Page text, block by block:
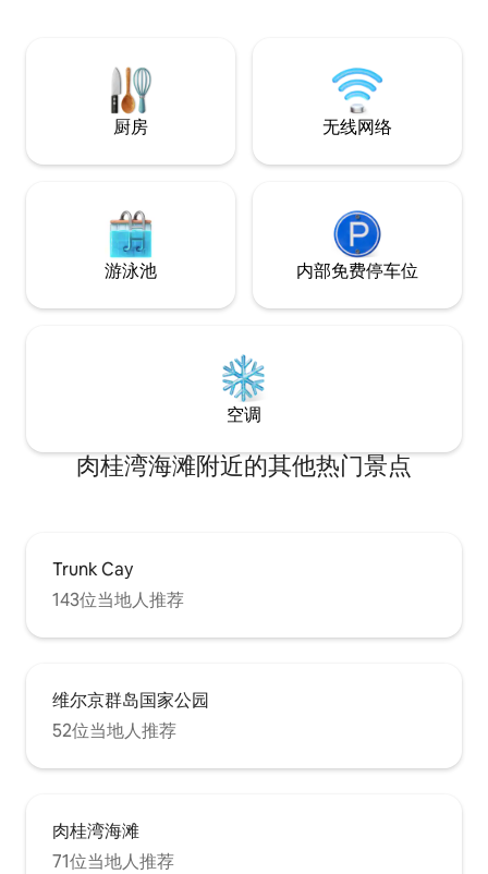
neighborhood of Peterborg, just a short
shoreline stroll to Magens Bay Beach.
Property is equipped with a Generator.
25 分钟车程。 与另外两套公寓共用 4 英尺
长的泳池和烧烤设
厨房 无线网络
游泳池 内部免费停车位
空调
肉桂湾海滩附近的其他热门景点
Trunk Cay
143位当地人推荐
维尔京群岛国家公园
52位当地人推荐
肉桂湾海滩
71位当地人推荐